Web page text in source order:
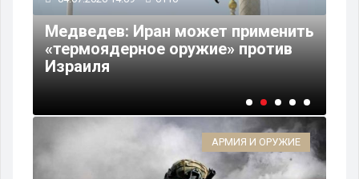
Медведев: Иран может применить
«термоядерное оружие» против
Израиля
АРМИЯ И ОРУЖИЕ